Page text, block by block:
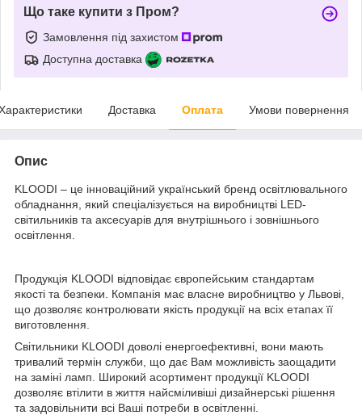
Що таке купити з Пром?
Замовлення під захистом
Доступна доставка
Доставка Оплата Умови повернення
Опис
KLOODI – це інноваційний український бренд освітлювального
обладнання, який спеціалізується на виробництві LED-
світильників та аксесуарів для внутрішнього і зовнішнього
освітлення.
Продукція KLOODI відповідає європейським стандартам
якості та безпеки. Компанія має власне виробництво у Львові,
що дозволяє контролювати якість продукції на всіх етапах її
виготовлення.
Cвітильники KLOODI доволі енергоефективні, вони мають
тривалий термін служби, що дає Вам можливість заощадити
на заміні ламп. Широкий асортимент продукції KLOODI
дозволяє втілити в життя найсміливіші дизайнерські рішення
та задовільнити всі Ваші потреби в освітленні.